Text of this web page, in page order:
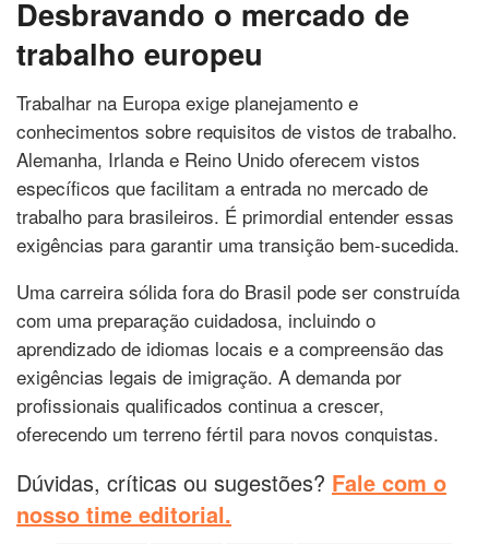
Desbravando o mercado de
trabalho europeu
Trabalhar na Europa exige planejamento e
conhecimentos sobre requisitos de vistos de trabalho.
Alemanha, Irlanda e Reino Unido oferecem vistos
específicos que facilitam a entrada no mercado de
trabalho para brasileiros. É primordial entender essas
exigências para garantir uma transição bem-sucedida.
Uma carreira sólida fora do Brasil pode ser construída
com uma preparação cuidadosa, incluindo o
aprendizado de idiomas locais e a compreensão das
exigências legais de imigração. A demanda por
profissionais qualificados continua a crescer,
oferecendo um terreno fértil para novos conquistas.
Dúvidas, críticas ou sugestões? Fale com o
nosso time editorial.